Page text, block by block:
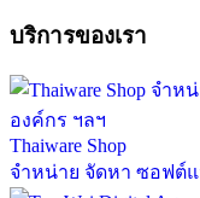
บริการของเรา
Thaiware Shop
จำหน่าย จัดหา ซอฟต์